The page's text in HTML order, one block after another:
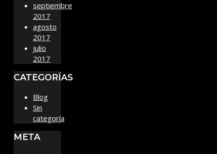
septiembre
2017
agosto
2017
julio
2017
CATEGORÍAS
Blog
Sin
categoría
META